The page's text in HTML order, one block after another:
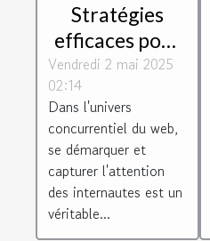
Stratégies
efficaces pour
optimiser votre
visibilité sur les
moteurs de
recherche
Vendredi 2 mai 2025
02:14
Dans l'univers
concurrentiel du web,
se démarquer et
capturer l'attention
des internautes est un
véritable...